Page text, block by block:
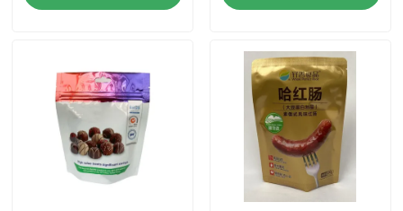
Über uns
Fabrik-Ausflug